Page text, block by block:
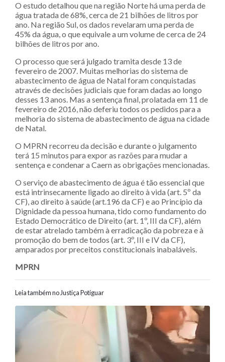
O estudo detalhou que na região Norte há uma perda de
água tratada de 68%, cerca de 21 bilhões de litros por
ano. Na região Sul, os dados revelaram uma perda de
45% da água, o que equivale a um volume de cerca de 24
bilhões de litros por ano.
O processo que será julgado tramita desde 13 de
fevereiro de 2007. Muitas melhorias do sistema de
abastecimento de água de Natal foram conquistadas
através de decisões judiciais que foram dadas ao longo
desses 13 anos. Mas a sentença final, prolatada em 11 de
fevereiro de 2016, não deferiu todos os pedidos para a
melhoria do sistema de abastecimento de água na cidade
de Natal.
O MPRN recorreu da decisão e durante o julgamento
terá 15 minutos para expor as razões para mudar a
sentença e condenar a Caern as obrigações mencionadas.
O serviço de abastecimento de água é tão essencial que
está intrinsecamente ligado ao direito à vida (art. 5º da
CF), ao direito à saúde (art.196 da CF) e ao Princípio da
Dignidade da pessoa humana, tido como fundamento do
Estado Democrático de Direito (art. 1º, III da CF), além
de estar atrelado também à erradicação da pobreza e à
promoção do bem de todos (art. 3º, III e IV da CF),
amparados por preceitos constitucionais inabaláveis.
MPRN
Leia também no Justiça Potiguar
Navegação entre posts